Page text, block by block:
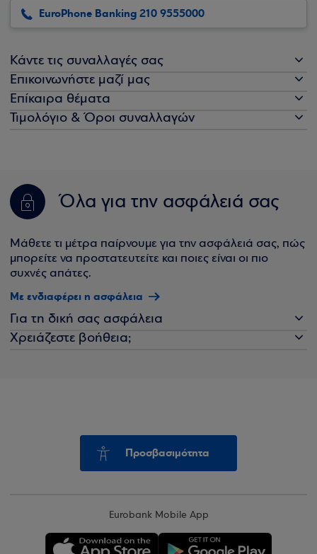
EuroPhone Banking 210 9555000
Κάντε τις συναλλαγές σας
Επικοινωνήστε μαζί μας
Επίκαιρα θέματα
Τιμολόγιο & Όροι συναλλαγών
Όλα για την ασφάλειά σας
Μάθετε τι μέτρα παίρνουμε για την ασφάλειά σας, πώς
μπορείτε να προστατευτείτε και ποιες είναι οι πιο
συχνές απάτες.
Με ενδιαφέρει η ασφάλεια
Για τη δική σας ασφάλεια
Χρειάζεστε βοήθεια;
Προσβασιμότητα
Eurobank Mobile App